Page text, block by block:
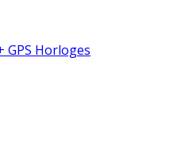
GPS Horloges